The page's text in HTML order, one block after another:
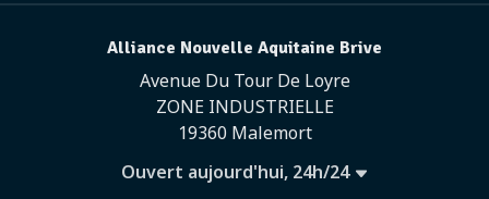
Alliance Nouvelle Aquitaine Brive
Avenue Du Tour De Loyre
ZONE INDUSTRIELLE
19360 Malemort
Ouvert aujourd'hui, 24h/24